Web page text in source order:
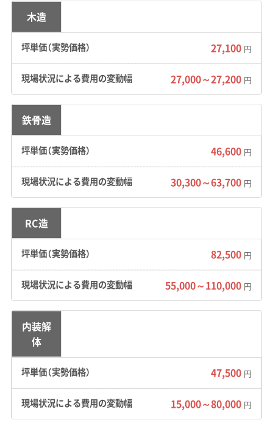
市内は平野部と山間部で状況が大きく異なり、
特に山間部や旧市街地の狭い道路、そして冬の
積雪が解体費用を高くする主な要因です。
地形の特徴：
部と、銀山温泉など急峻な峡谷沿いに集落が点
在する山間部で構成されています。延沢地区や
朧気地区といった山麓部では、土砂災害警戒区
域に指定されている場所もあり、解体工事には
斜面の安定を保つなどの配慮が必要です。
道路事情：市街地中心部は、城下町だった頃の町
割りが残っているため、道幅4メートル未満の一
方通行路などが多くあります。銀山温泉へ続く
県道は峡谷沿いの一本道で、冬期は雪壁により
大型車両のすれ違いが困難になることもありま
す。
費用への影響：
狭い道路に面した現場では、2tダ
ンプのような小型車両で廃材を何度も往復して
運び出す必要があり、運搬費が高くなる傾向が
あります。また、12月中旬から3月下旬までの冬
木造
27,100 円
27,000～27,200 円
鉄骨造
46,600 円
30,300～63,700 円
RC造
82,500 円
55,000～110,000 円
内装解
体
47,500 円
15,000～80,000 円